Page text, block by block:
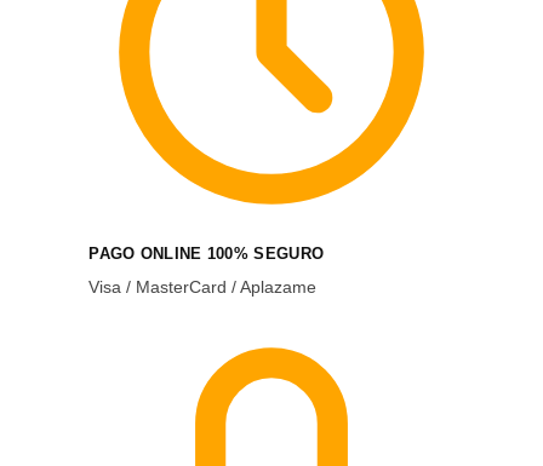
PAGO ONLINE 100% SEGURO
Visa / MasterCard / Aplazame